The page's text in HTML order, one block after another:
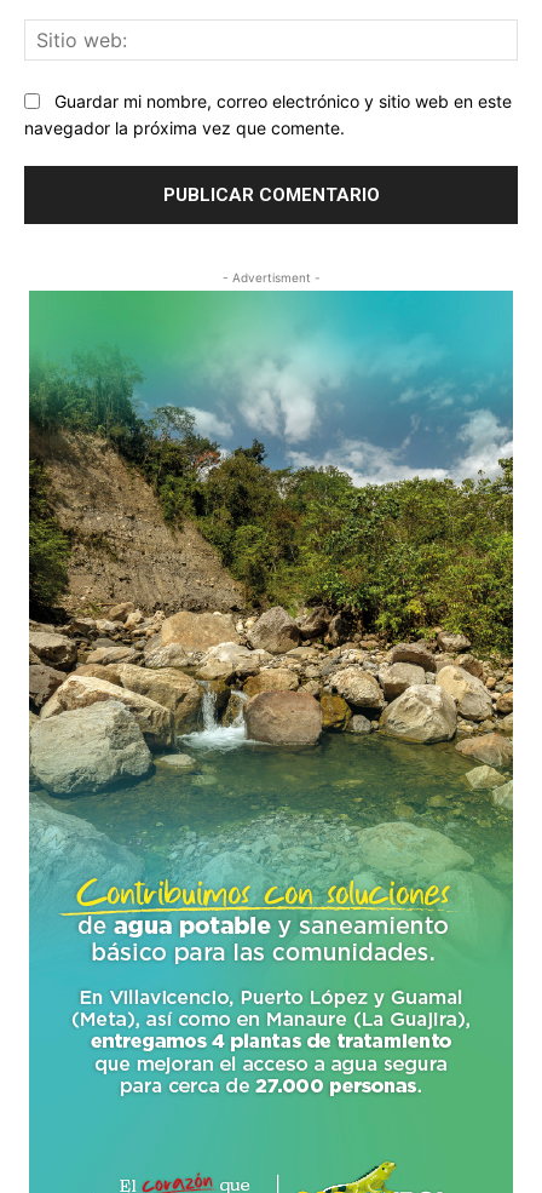
Guardar mi nombre, correo electrónico y sitio web en este
navegador la próxima vez que comente.
- Advertisment -